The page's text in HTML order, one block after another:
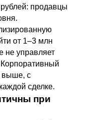
продавцы
от 1–3 млн
не управляет
выше, с
сделке.
при